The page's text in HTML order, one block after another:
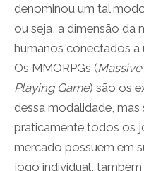
denominou um tal
ou seja, a dimensão da
humanos conectados
Os MMORPGs (
Playing Game) são os
dessa modalidade,
praticamente todos os
mercado possuem em
jogo individual,